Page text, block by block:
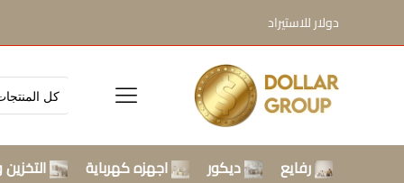
دولار للاستيراد
رفايع ديكور اجهزه كهرباية